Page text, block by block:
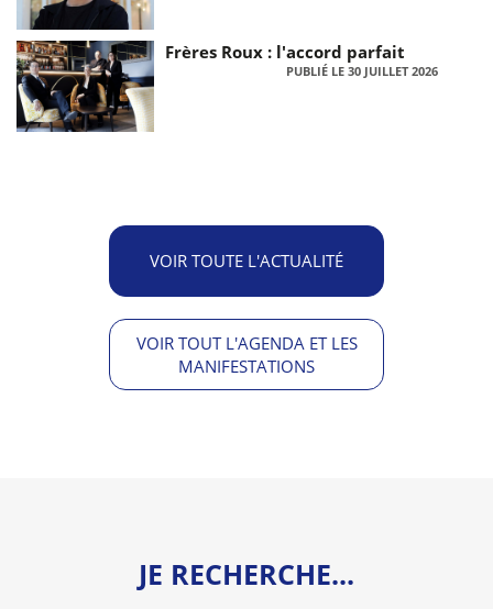
Frères Roux : l'accord parfait
PUBLIÉ LE 30 JUILLET 2026
VOIR TOUTE L'ACTUALITÉ
VOIR TOUT L'AGENDA ET LES
MANIFESTATIONS
JE RECHERCHE...